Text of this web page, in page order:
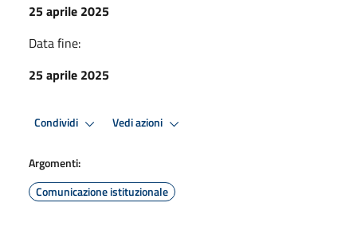
25 aprile 2025
Data fine:
25 aprile 2025
Condividi Vedi azioni
Argomenti:
Comunicazione istituzionale